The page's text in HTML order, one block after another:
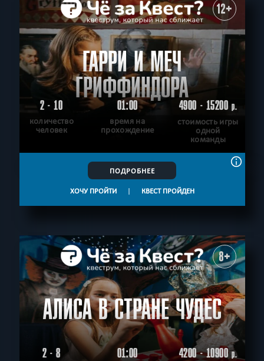
12+
ГАРРИ И МЕЧ
ГРИФФИНДОРА
2 - 10
количество
человек
01:00
время на
прохождение
4900 - 15200р.
стоимость игры
одной
команды
ПОДРОБНЕЕ
ХОЧУ ПРОЙТИ | КВЕСТ ПРОЙДЕН
8+
АЛИСА В СТРАНЕ ЧУДЕС
2 - 8 01:00 4200 - 10900р.